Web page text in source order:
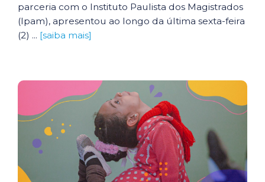
parceria com o Instituto Paulista dos Magistrados
(Ipam), apresentou ao longo da última sexta-feira
(2) ... [saiba mais]